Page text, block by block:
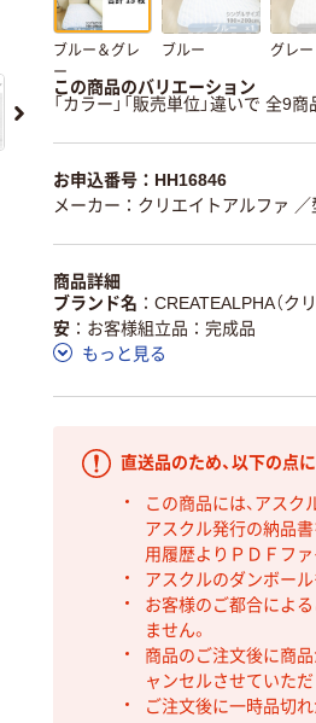
ブルー＆グレ
ー
ブルー グレー
この商品のバリエーション
「カラー」「販売単位」違いで 全9商
お申込番号：HH16846
メーカー：クリエイトアルファ
商品詳細
ブランド名
CREATEALPHA（ク
安
お客様組立品：完成品
もっと見る
直送品のため、以下の点
この商品には、アス
アスクル発行の納品書
用履歴よりＰＤＦフ
アスクルのダンボー
お客様のご都合による
ません。
商品のご注文後に商
ャンセルさせていただ
ご注文後に一時品切